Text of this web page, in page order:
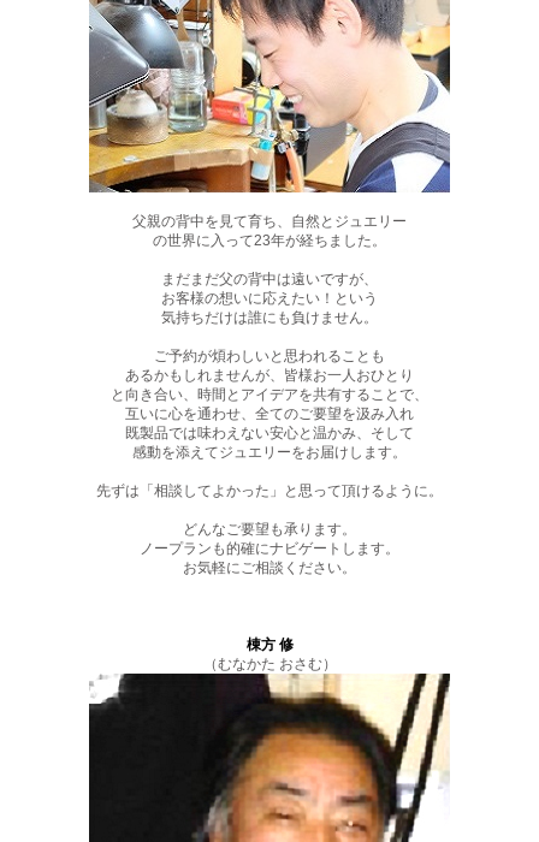
父親の背中を見て育ち、自然とジュエリー
の世界に入って23年が経ちました。
まだまだ父の背中は遠いですが、
お客様の想いに応えたい！という
気持ちだけは誰にも負けません。
ご予約が煩わしいと思われることも
あるかもしれませんが、皆様お一人おひとり
と向き合い、時間とアイデアを共有することで、
互いに心を通わせ、全てのご要望を汲み入れ
既製品では味わえない安心と温かみ、そして
感動を添えてジュエリーをお届けします。
先ずは「相談してよかった」と思って頂けるように。
どんなご要望も承ります。
ノープランも的確にナビゲートします。
お気軽にご相談ください。
棟方 修
（むなかた おさむ）